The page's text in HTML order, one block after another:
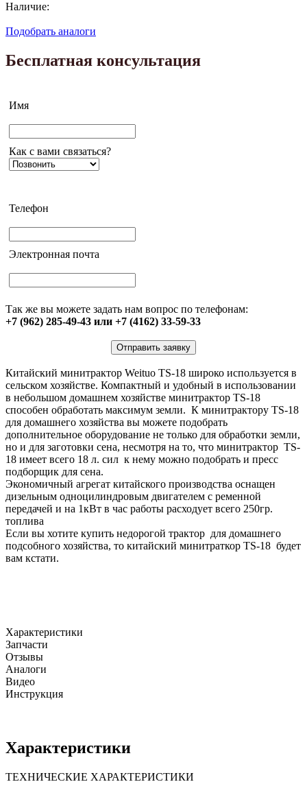
Наличие:
Подобрать аналоги
Бесплатная консультация
Имя
Как с вами связаться?
Телефон
Электронная почта
Так же вы можете задать нам вопрос по телефонам:
+7 (962) 285-49-43 или +7 (4162) 33-59-33
Отправить заявку
Китайский минитрактор Weituo TS-18 широко используется в
сельском хозяйстве. Компактный и удобный в использовании
в небольшом домашнем хозяйстве минитрактор TS-18
способен обработать максимум земли. К минитрактору TS-18
для домашнего хозяйства вы можете подобрать
дополнительное оборудование не только для обработки земли,
но и для заготовки сена, несмотря на то, что минитрактор TS-
18 имеет всего 18 л. сил к нему можно подобрать и пресс
подборщик для сена.
Экономичный агрегат китайского производства оснащен
дизельным одноцилиндровым двигателем с ременной
передачей и на 1кВт в час работы расходует всего 250гр.
топлива
Если вы хотите купить недорогой трактор для домашнего
подсобного хозяйства, то китайский минитраткор TS-18 будет
вам кстати.
Характеристики
Запчасти
Отзывы
Аналоги
Видео
Инструкция
Характеристики
ТЕХНИЧЕСКИЕ ХАРАКТЕРИСТИКИ